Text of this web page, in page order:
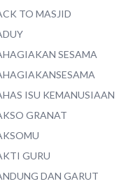
TO MASJID
SESAMA
ISU KEMANUSIAAN
GRANAT
GURU
DAN GARUT